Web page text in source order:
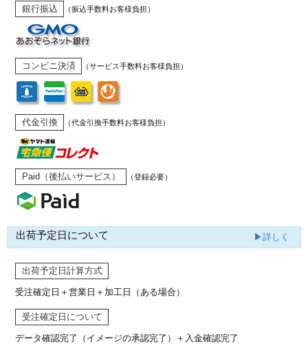
銀行振込 （振込手数料お客様負担）
コンビニ決済 （サービス手数料お客様負担）
代金引換 （代金引換手数料お客様負担）
Paid（後払いサービス） （登録必要）
出荷予定日について ▶詳しく
出荷予定日計算方式
受注確定日＋営業日＋加工日（ある場合）
受注確定日について
データ確認完了（イメージの承認完了） ＋入金確認完了